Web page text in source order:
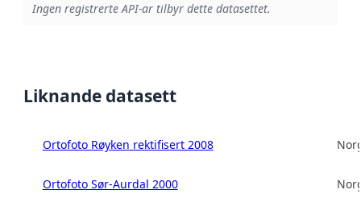
Ingen registrerte API-ar tilbyr dette datasettet.
Liknande datasett
Ortofoto Røyken rektifisert 2008
Ortofoto Sør-Aurdal 2000